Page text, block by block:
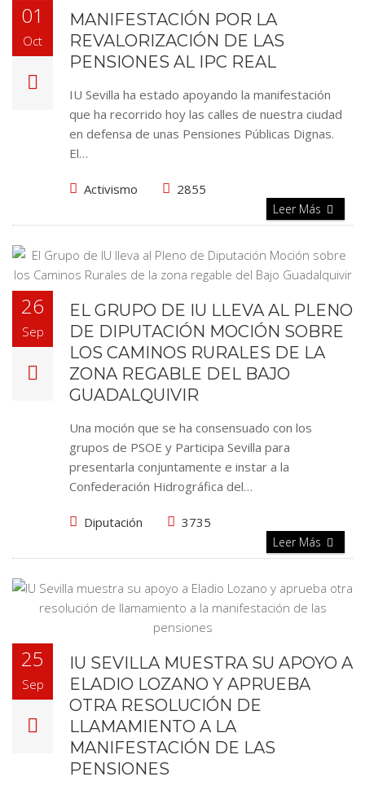
01
Oct
MANIFESTACIÓN POR LA
REVALORIZACIÓN DE LAS
PENSIONES AL IPC REAL
IU Sevilla ha estado apoyando la manifestación
que ha recorrido hoy las calles de nuestra ciudad
en defensa de unas Pensiones Públicas Dignas.
El…
Activismo 2855
Leer Más
26
Sep
EL GRUPO DE IU LLEVA AL PLENO
DE DIPUTACIÓN MOCIÓN SOBRE
LOS CAMINOS RURALES DE LA
ZONA REGABLE DEL BAJO
GUADALQUIVIR
Una moción que se ha consensuado con los
grupos de PSOE y Participa Sevilla para
presentarla conjuntamente e instar a la
Confederación Hidrográfica del…
Diputación 3735
Leer Más
25
Sep
IU SEVILLA MUESTRA SU APOYO A
ELADIO LOZANO Y APRUEBA
OTRA RESOLUCIÓN DE
LLAMAMIENTO A LA
MANIFESTACIÓN DE LAS
PENSIONES